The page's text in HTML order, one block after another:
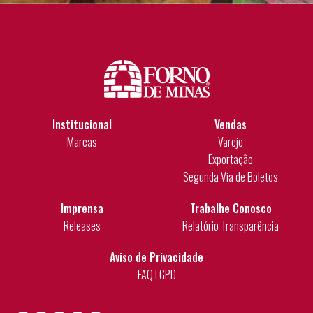
Institucional
Marcas
Vendas
Varejo
Exportação
Segunda Via de Boletos
Imprensa
Releases
Trabalhe Conosco
Relatório Transparência
Aviso de Privacidade
FAQ LGPD